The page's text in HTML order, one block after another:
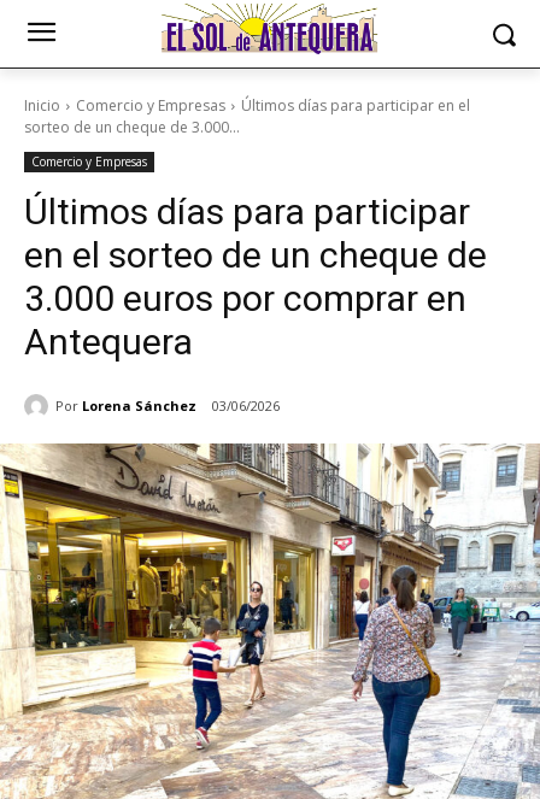
Inicio Comercio y Empresas
Últimos días para participar en el
sorteo de un cheque de 3.000...
Comercio y Empresas
Últimos días para participar
en el sorteo de un cheque de
3.000 euros por comprar en
Antequera
Por Lorena Sánchez 03/06/2026